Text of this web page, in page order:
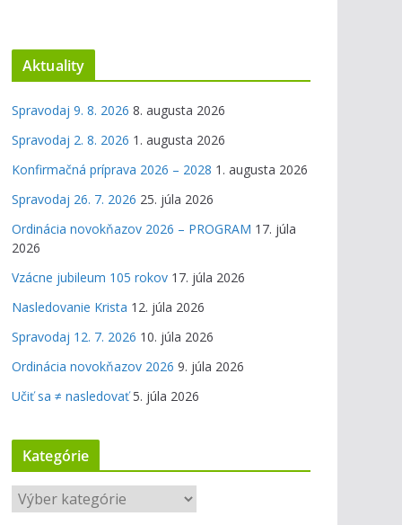
Aktuality
Spravodaj 9. 8. 2026 8. augusta 2026
Spravodaj 2. 8. 2026 1. augusta 2026
Konfirmačná príprava 2026 – 2028 1. augusta 2026
Spravodaj 26. 7. 2026 25. júla 2026
Ordinácia novokňazov 2026 – PROGRAM 17. júla
2026
Vzácne jubileum 105 rokov 17. júla 2026
Nasledovanie Krista 12. júla 2026
Spravodaj 12. 7. 2026 10. júla 2026
Ordinácia novokňazov 2026 9. júla 2026
Učiť sa ≠ nasledovať 5. júla 2026
Kategórie
K
a